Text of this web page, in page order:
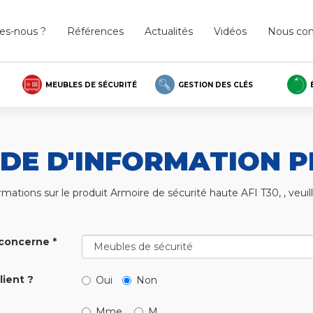
nous ? Références Actualités Vidéos Nous
MEUBLES DE SÉCURITÉ GESTION DES CLÉS
D'INFORMATION
sur le produit Armoire de sécurité haute AFI T30, ,
*
? Oui Non